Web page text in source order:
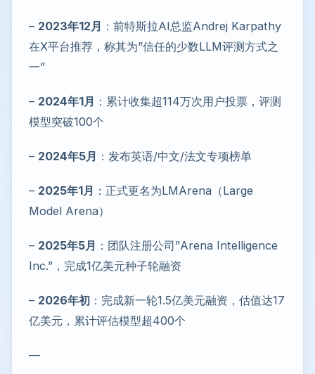
– 2023年12月 ：前特斯拉AI总监Andrej Karpathy
在X平台推荐，称其为”信任的少数LLM评测方式之
一”
– 2024年1月 ：累计收集超114万次用户投票，评测
模型突破100个
– 2024年5月 ：发布英语/中文/法文专项榜单
– 2025年1月 ：正式更名为LMArena（Large
Model Arena）
– 2025年5月 ：团队注册公司”Arena Intelligence
Inc.”，完成1亿美元种子轮融资
– 2026年初 ：完成新一轮1.5亿美元融资，估值达17
亿美元，累计评估模型超400个
—